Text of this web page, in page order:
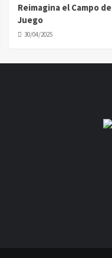
Reimagina el Campo de
Juego
30/04/2025